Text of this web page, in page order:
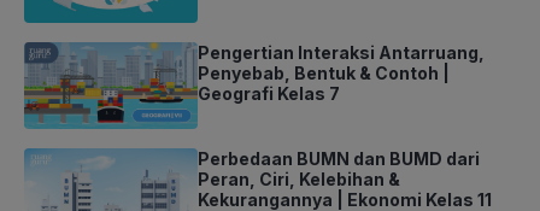
Pengertian Interaksi Antarruang,
Penyebab, Bentuk & Contoh |
Geografi Kelas 7
Perbedaan BUMN dan BUMD dari
Peran, Ciri, Kelebihan &
Kekurangannya | Ekonomi Kelas 11